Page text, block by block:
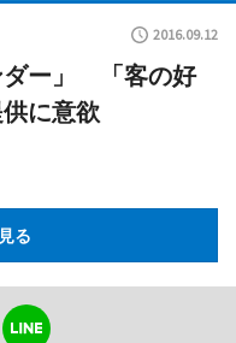
2016.09.12
ダー」 「客の好
に意欲
る